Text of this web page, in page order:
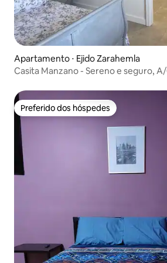
Apartamento ⋅ Ejido Zarahemla
Casita Manzano - Sereno e seguro,
Preferido dos hóspedes
Preferido dos hóspedes